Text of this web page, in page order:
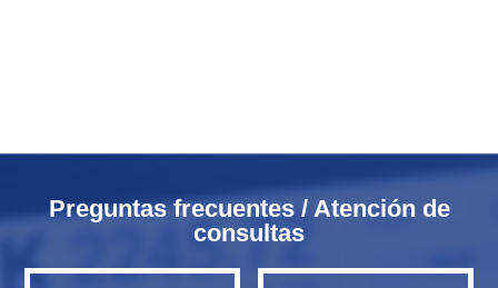
Preguntas frecuentes / Atención de
consultas